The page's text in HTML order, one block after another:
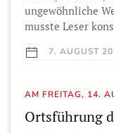
ungewöhnliche
musste Leser
7. AUGUST
AM FREITAG, 14.
Ortsführung